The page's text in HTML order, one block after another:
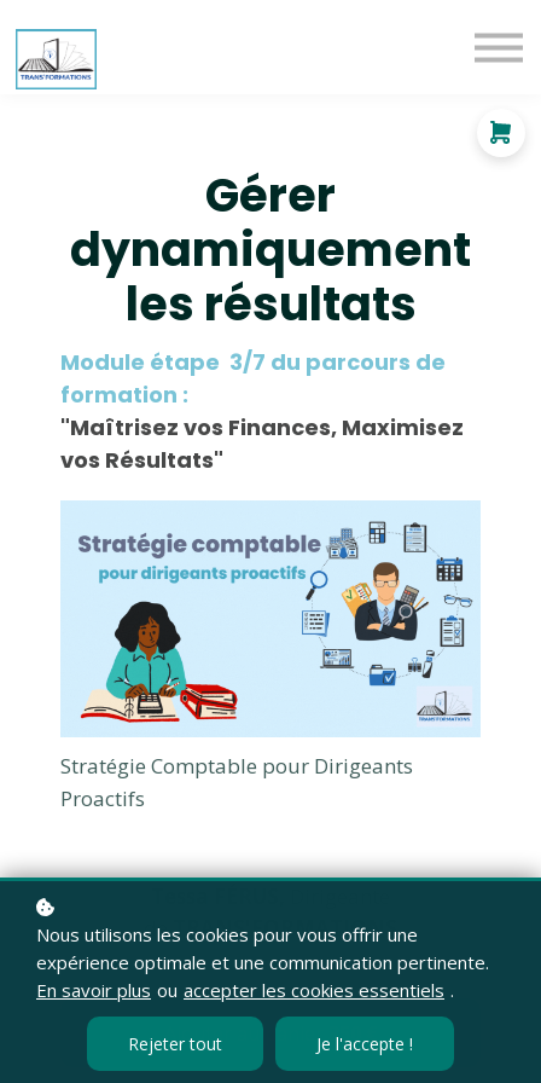
S'inscrire
Gérer
dynamiquement
les résultats
Module étape 3/7 du parcours de
formation :
"Maîtrisez vos Finances, Maximisez
vos Résultats"
Stratégie Comptable pour Dirigeants
Proactifs
deTRANS'FORMATIONS
Ajouter au panier 350 €
Nous utilisons les cookies pour vous offrir une
expérience optimale et une communication pertinente.
En savoir plus ou accepter les cookies essentiels .
Rejeter tout Je l'accepte !